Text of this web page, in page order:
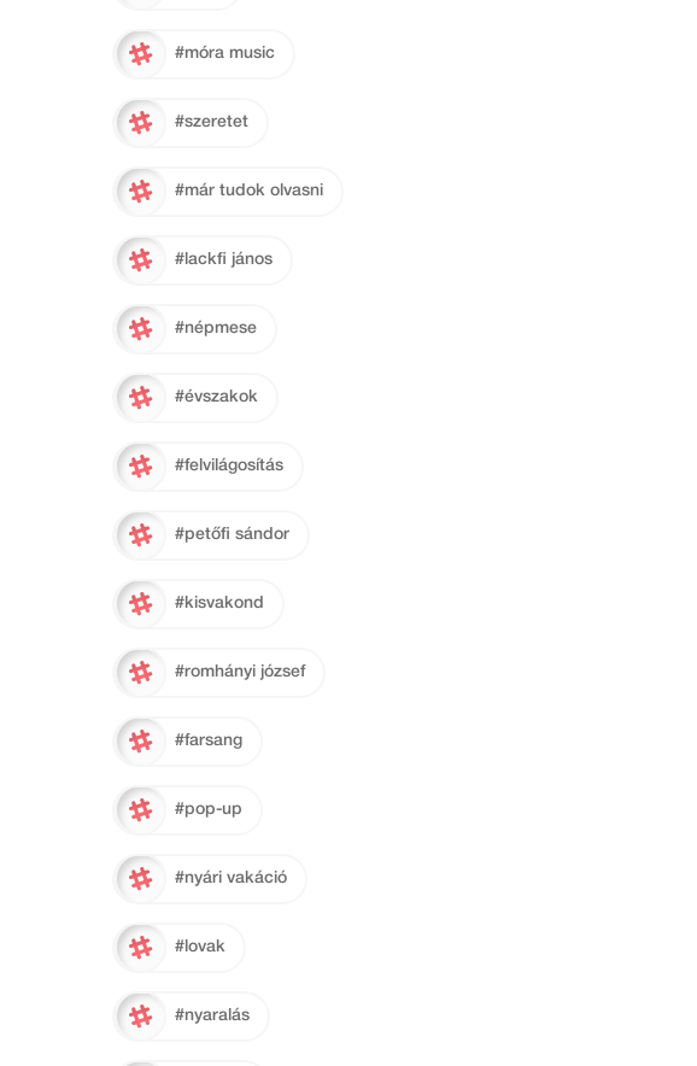
#móra music
#szeretet
#már tudok olvasni
#lackfi jános
#népmese
#évszakok
#felvilágosítás
#petőfi sándor
#kisvakond
#romhányi józsef
#farsang
#pop-up
#nyári vakáció
#lovak
#nyaralás